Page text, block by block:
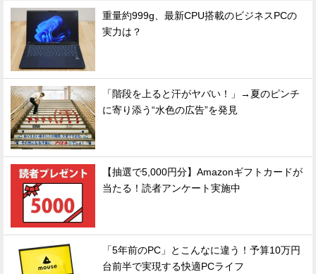
重量約999g、最新CPU搭載のビジネスPCの
実力は？
「階段を上ると汗がヤバい！」→夏のピンチ
に寄り添う“水色の広告”を発見
【抽選で5,000円分】Amazonギフトカードが
当たる！読者アンケート実施中
「5年前のPC」とこんなに違う！予算10万円
台前半で実現する快適PCライフ